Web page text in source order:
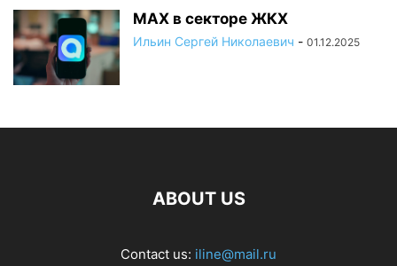
МАХ в секторе ЖКХ
Ильин Сергей Николаевич - 01.12.2025
ABOUT US
Contact us: iline@mail.ru